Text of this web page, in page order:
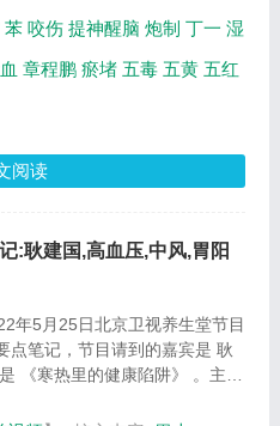
苯 咬伤 提神醒脑 炮制 丁一 湿
章程鹏 瘀堵 五毒 五黄 五红
阅读
:耿建国,高血压,中风,胃阳
年5月25日北京卫视养生堂节目
点笔记，节目请到的嘉宾是 耿
《寒热里的健康陷阱》 。主要